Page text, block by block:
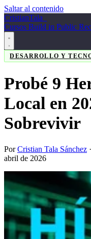
Saltar al contenido
CristianTala
Cursos Build in Public
DESARROLLO Y
Probé 9
Local en
Sobrevivir
PorCristian Tala Sánchez ·
abril de 2026